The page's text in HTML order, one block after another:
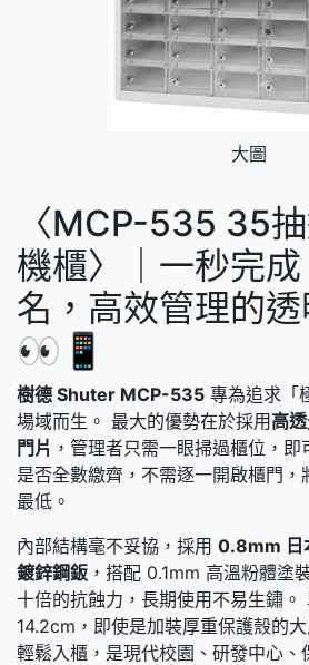
大圖
〈MCP-535 35
機櫃〉｜一秒完
名，高效管理的
👀📱
樹德 Shuter MCP-535 專為追求「
場域而生。 最大的優勢在於採用高
門片 ，管理者只需一眼掃過櫃位，
是否全數繳齊，不需逐一開啟櫃門，
最低。
內部結構毫不妥協，採用 0.8mm 日
鍍鋅鋼鈑 ，搭配 0.1mm 高溫粉體塗
十倍的抗蝕力，長期使用不易生鏽。
14.2cm，即使是加裝厚重保護殼的
輕鬆入櫃，是現代校園、研發中心、